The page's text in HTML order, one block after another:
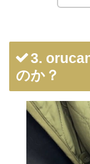
3.
のか？